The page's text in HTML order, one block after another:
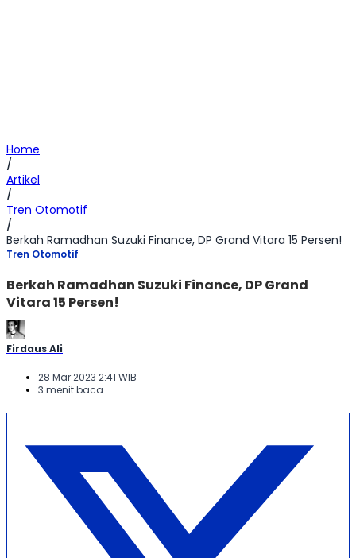
Home
/
Artikel
/
Tren Otomotif
/
Berkah Ramadhan Suzuki Finance, DP Grand Vitara 15 Persen!
Tren Otomotif
Berkah Ramadhan Suzuki Finance, DP Grand
Vitara 15 Persen!
Firdaus Ali
28 Mar 2023 2:41 WIB
3 menit baca